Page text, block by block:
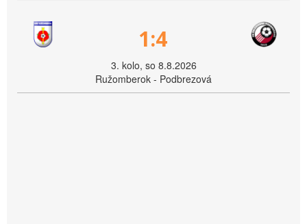
1:4
3. kolo, so 8.8.2026
Ružomberok - Podbrezová